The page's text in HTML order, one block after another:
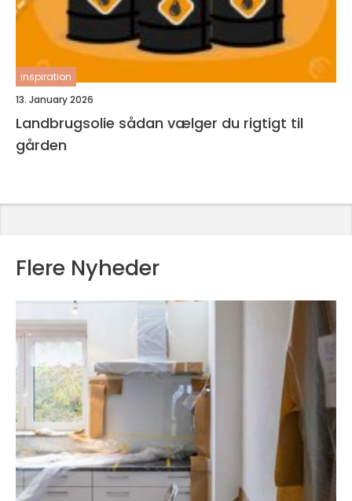
inspiration
13. January 2026
Landbrugsolie sådan vælger du rigtigt til
gården
Flere Nyheder